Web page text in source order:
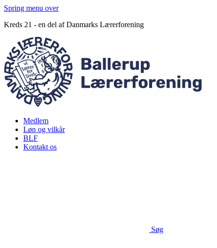
Spring menu over
Kreds 21 - en del af Danmarks Lærerforening
Medlem
Løn og vilkår
BLF
Kontakt os
Søg